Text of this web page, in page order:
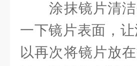
涂抹镜片清洁
一下镜片表面，
以再次将镜片放